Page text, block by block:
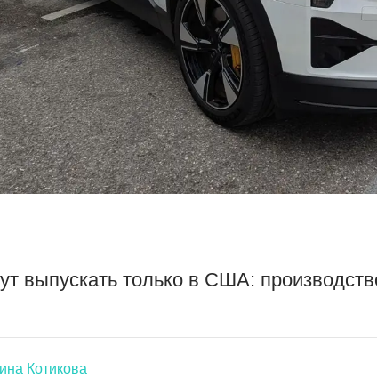
выпускать только в США:
Котикова